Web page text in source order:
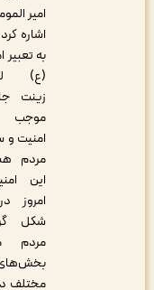
امیر المومنین (ع)
اشاره کرد و گفت‌:
به تعبیر امام علی
(ع) لشکریان
زینت جامعه و
موجب عزت،
امنیت و سربلندی
مردم هستند و
این امنیتی که
امروز در کشور
شکل گرفته و
مردم ما در
بخش‌های
مختلف در امنیت